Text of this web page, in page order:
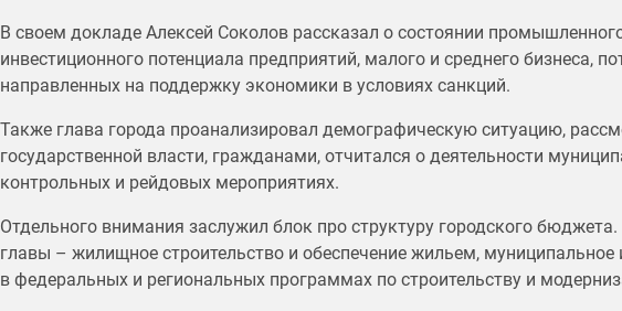
В своем докладе Алексей Соколов рассказал о состоянии
инвестиционного потенциала предприятий, малого и среднего бизнеса,
направленных на поддержку экономики в условиях санкций.
Также глава города проанализировал демографическую ситуацию,
государственной власти, гражданами, отчитался о деятельности
контрольных и рейдовых мероприятиях.
Отдельного внимания заслужил блок про структуру городского
главы – жилищное строительство и обеспечение жильем,
в федеральных и региональных программах по строительству и